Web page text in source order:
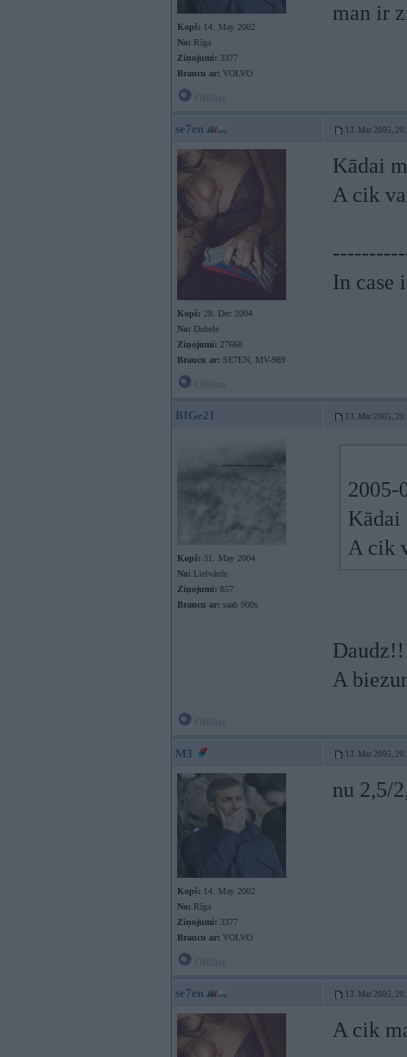
Kopš: 14. May 2002
No: Rīga
Ziņojumi: 3377
Braucu ar: VOLVO
man ir
se7en 13. Mar 2005,
Kopš: 28. Dec 2004
No: Dobele
Ziņojumi: 27668
Braucu ar: SE7EN, MV-989
Kādai
A cik
In case
BIGe21 13. Mar 2005,
Kopš: 31. May 2004
No: Lielvārde
Ziņojumi: 857
Braucu ar: saab 900s
2005-
Kādai
A cik
A
M3 13. Mar 2005,
Kopš: 14. May 2002
No: Rīga
Ziņojumi: 3377
Braucu ar: VOLVO
nu 2,5/
se7en 13. Mar 2005,
A cik